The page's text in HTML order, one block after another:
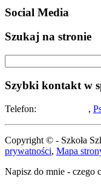
Social Media
Szukaj na stronie
Szybki kontakt w
Telefon: ,
Copyright © - Szkoła
prywatności, Mapa
Napisz do mnie - czego